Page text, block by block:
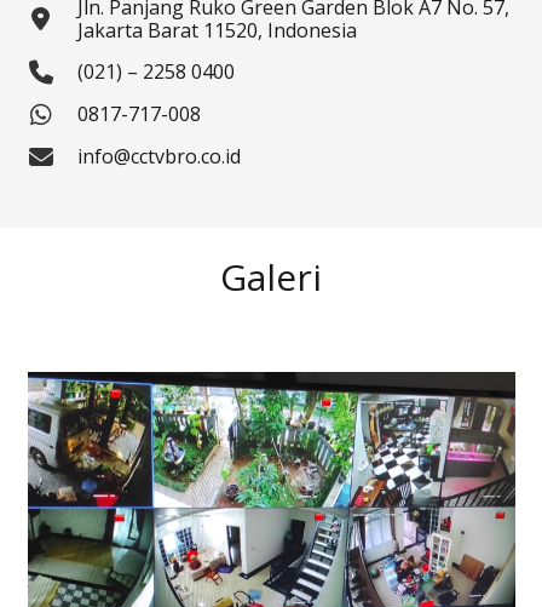
Jln. Panjang Ruko Green Garden Blok A7 No. 57,
Jakarta Barat 11520, Indonesia
(021) – 2258 0400
0817-717-008
info@cctvbro.co.id
Galeri